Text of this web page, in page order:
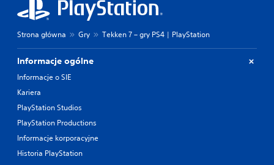
Strona główna Gry Tekken 7 – gry PS4 | PlayStation
Informacje ogólne
Informacje o SIE
Kariera
PlayStation Studios
PlayStation Productions
Informacje korporacyjne
Historia PlayStation